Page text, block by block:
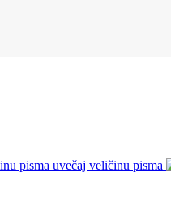
uvečaj veličinu pisma